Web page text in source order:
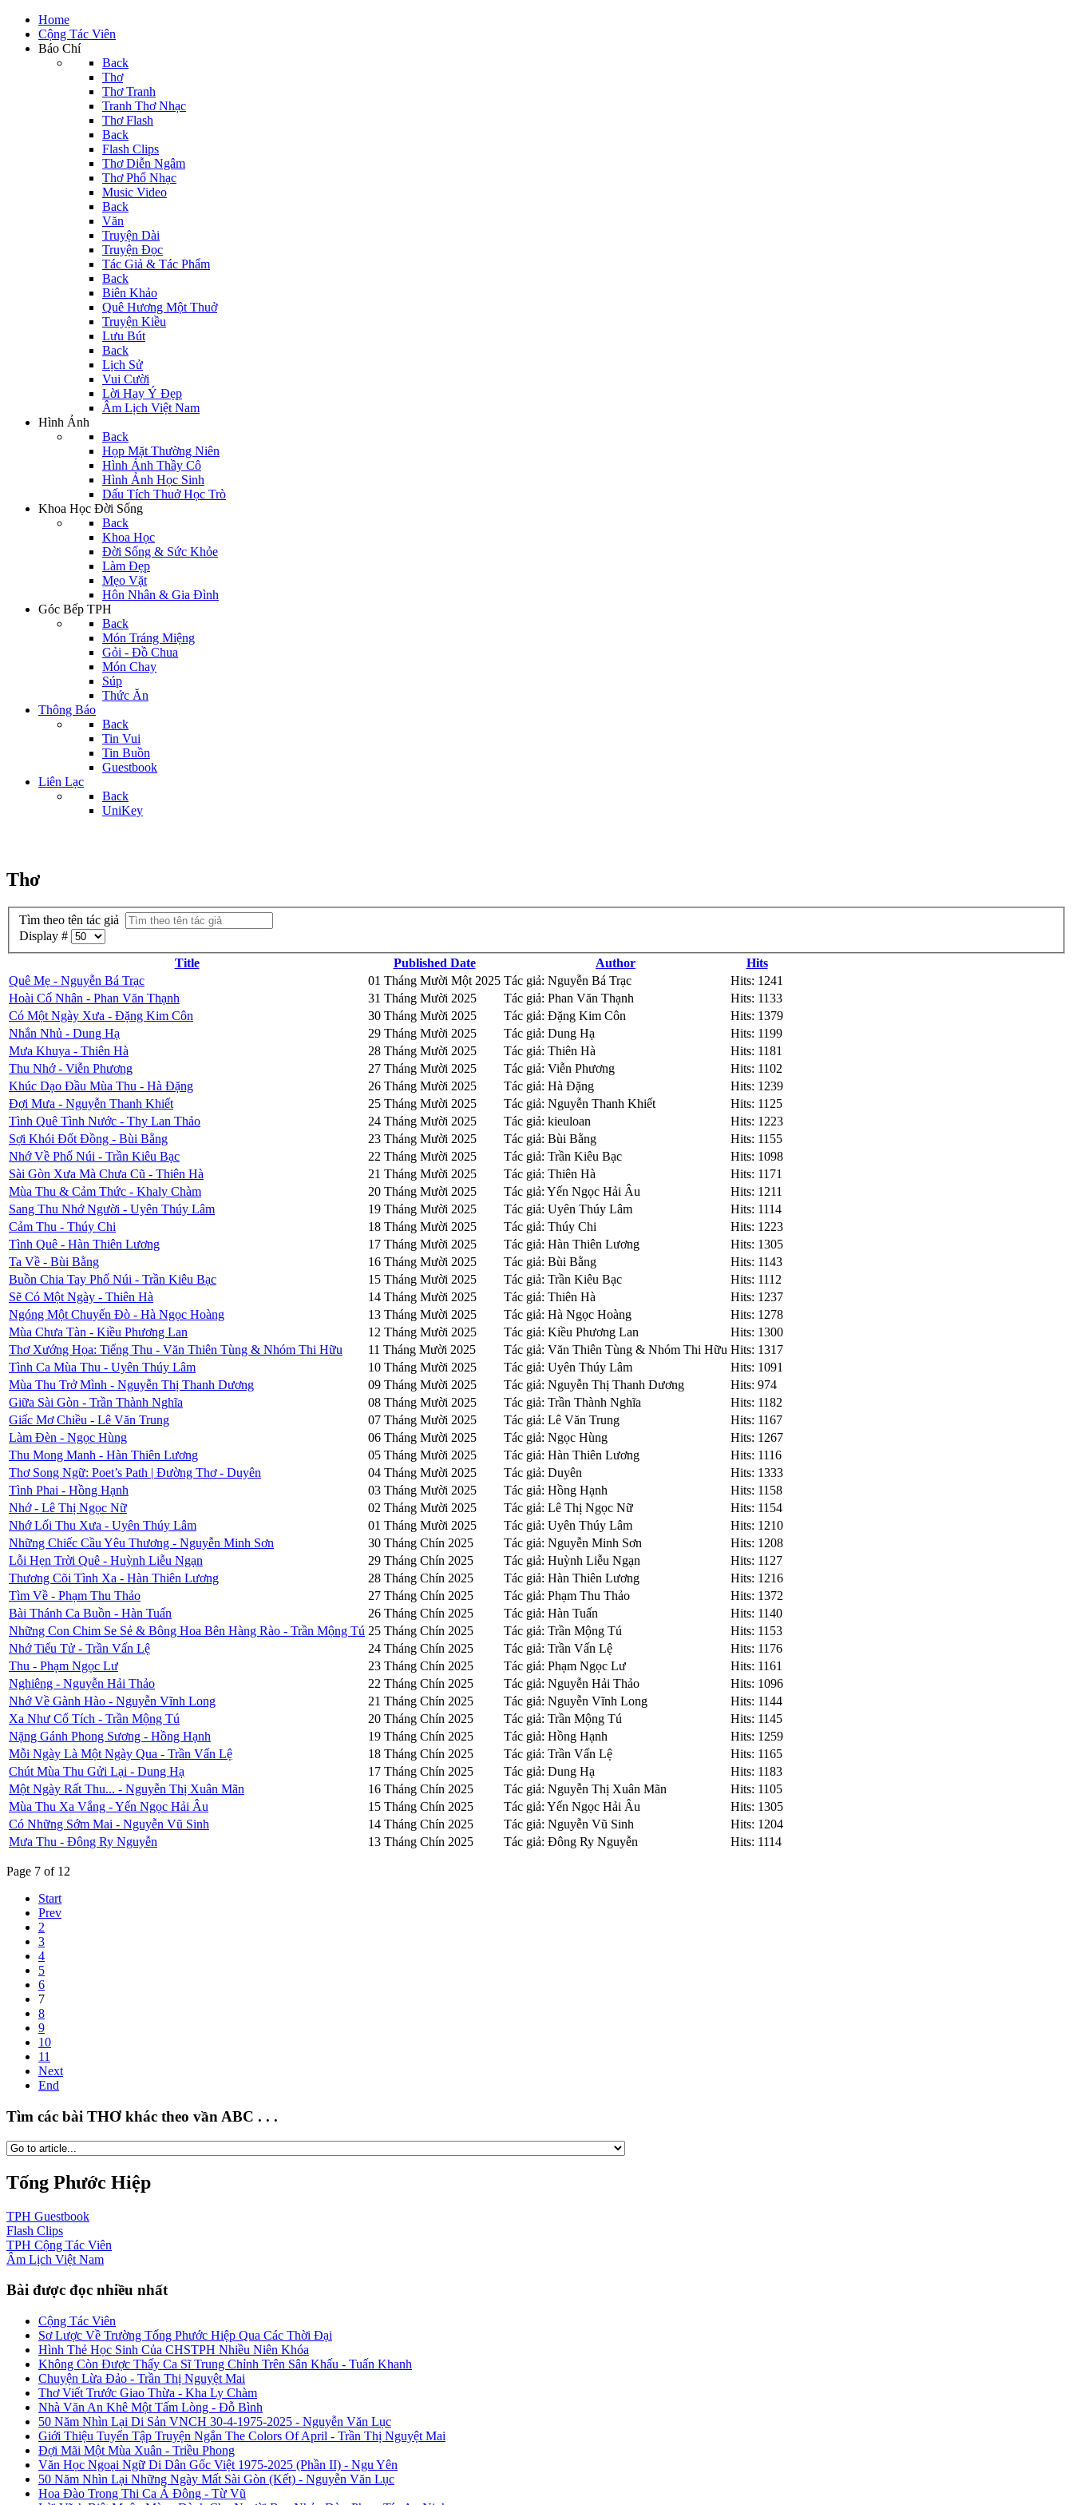
Home
Cộng Tác Viên
Báo Chí
Back
Thơ
Thơ Tranh
Tranh Thơ Nhạc
Thơ Flash
Back
Flash Clips
Thơ Diễn Ngâm
Thơ Phổ Nhạc
Music Video
Back
Văn
Truyện Dài
Truyện Đọc
Tác Giả & Tác Phẩm
Back
Biên Khảo
Quê Hương Một Thuở
Truyện Kiều
Lưu Bút
Back
Lịch Sử
Vui Cười
Lời Hay Ý Đẹp
Âm Lịch Việt Nam
Hình Ảnh
Back
Họp Mặt Thường Niên
Hình Ảnh Thầy Cô
Hình Ảnh Học Sinh
Dấu Tích Thuở Học Trò
Khoa Học Đời Sống
Back
Khoa Học
Đời Sống & Sức Khỏe
Làm Đẹp
Mẹo Vặt
Hôn Nhân & Gia Đình
Góc Bếp TPH
Back
Món Tráng Miệng
Gỏi - Đồ Chua
Món Chay
Súp
Thức Ăn
Thông Báo
Back
Tin Vui
Tin Buồn
Guestbook
Liên Lạc
Back
UniKey
Thơ
Tìm theo tên tác giả
Display #
Title
Published Date Author
Hits
Quê Mẹ - Nguyễn Bá Trạc
01 Tháng Mười Một 2025 Tác giả: Nguyễn Bá Trạc
Hits: 1241
Hoài Cố Nhân - Phan Văn Thạnh
31 Tháng Mười 2025 Tác giả: Phan Văn Thạnh
Hits: 1133
Có Một Ngày Xưa - Đặng Kim Côn
30 Tháng Mười 2025 Tác giả: Đặng Kim Côn
Hits: 1379
Nhắn Nhủ - Dung Hạ
29 Tháng Mười 2025 Tác giả: Dung Hạ
Hits: 1199
Mưa Khuya - Thiên Hà
28 Tháng Mười 2025 Tác giả: Thiên Hà
Hits: 1181
Thu Nhớ - Viễn Phương
27 Tháng Mười 2025 Tác giả: Viễn Phương
Hits: 1102
Khúc Dạo Đầu Mùa Thu - Hà Đặng
26 Tháng Mười 2025 Tác giả: Hà Đặng
Hits: 1239
Đợi Mưa - Nguyễn Thanh Khiết
25 Tháng Mười 2025 Tác giả: Nguyễn Thanh Khiết
Hits: 1125
Tình Quê Tình Nước - Thy Lan Thảo
24 Tháng Mười 2025 Tác giả: kieuloan
Hits: 1223
Sợi Khói Đốt Đồng - Bùi Bằng
23 Tháng Mười 2025 Tác giả: Bùi Bằng
Hits: 1155
Nhớ Về Phố Núi - Trần Kiêu Bạc
22 Tháng Mười 2025 Tác giả: Trần Kiêu Bạc
Hits: 1098
Sài Gòn Xưa Mà Chưa Cũ - Thiên Hà
21 Tháng Mười 2025 Tác giả: Thiên Hà
Hits: 1171
Mùa Thu & Cảm Thức - Khaly Chàm
20 Tháng Mười 2025 Tác giả: Yến Ngọc Hải Âu
Hits: 1211
Sang Thu Nhớ Người - Uyên Thúy Lâm
19 Tháng Mười 2025 Tác giả: Uyên Thúy Lâm
Hits: 1114
Cảm Thu - Thúy Chi
18 Tháng Mười 2025 Tác giả: Thúy Chi
Hits: 1223
Tình Quê - Hàn Thiên Lương
17 Tháng Mười 2025 Tác giả: Hàn Thiên Lương
Hits: 1305
Ta Về - Bùi Bằng
16 Tháng Mười 2025 Tác giả: Bùi Bằng
Hits: 1143
Buồn Chia Tay Phố Núi - Trần Kiêu Bạc
15 Tháng Mười 2025 Tác giả: Trần Kiêu Bạc
Hits: 1112
Sẽ Có Một Ngày - Thiên Hà
14 Tháng Mười 2025 Tác giả: Thiên Hà
Hits: 1237
Ngóng Một Chuyến Đò - Hà Ngọc Hoàng
13 Tháng Mười 2025 Tác giả: Hà Ngọc Hoàng
Hits: 1278
Mùa Chưa Tàn - Kiều Phương Lan
12 Tháng Mười 2025 Tác giả: Kiều Phương Lan
Hits: 1300
Thơ Xướng Họa: Tiếng Thu - Văn Thiên Tùng & Nhóm Thi Hữu
11 Tháng Mười 2025 Tác giả: Văn Thiên Tùng & Nhóm Thi Hữu Hits: 1317
Tình Ca Mùa Thu - Uyên Thúy Lâm
10 Tháng Mười 2025 Tác giả: Uyên Thúy Lâm
Hits: 1091
Mùa Thu Trở Mình - Nguyễn Thị Thanh Dương
09 Tháng Mười 2025 Tác giả: Nguyễn Thị Thanh Dương
Hits: 974
Giữa Sài Gòn - Trần Thành Nghĩa
08 Tháng Mười 2025 Tác giả: Trần Thành Nghĩa
Hits: 1182
Giấc Mơ Chiều - Lê Văn Trung
07 Tháng Mười 2025 Tác giả: Lê Văn Trung
Hits: 1167
Làm Đèn - Ngọc Hùng
06 Tháng Mười 2025 Tác giả: Ngọc Hùng
Hits: 1267
Thu Mong Manh - Hàn Thiên Lương
05 Tháng Mười 2025 Tác giả: Hàn Thiên Lương
Hits: 1116
Thơ Song Ngữ: Poet’s Path | Đường Thơ - Duyên
04 Tháng Mười 2025 Tác giả: Duyên
Hits: 1333
Tình Phai - Hồng Hạnh
03 Tháng Mười 2025 Tác giả: Hồng Hạnh
Hits: 1158
Nhớ - Lê Thị Ngọc Nữ
02 Tháng Mười 2025 Tác giả: Lê Thị Ngọc Nữ
Hits: 1154
Nhớ Lối Thu Xưa - Uyên Thúy Lâm
01 Tháng Mười 2025 Tác giả: Uyên Thúy Lâm
Hits: 1210
Những Chiếc Cầu Yêu Thương - Nguyễn Minh Sơn
30 Tháng Chín 2025 Tác giả: Nguyễn Minh Sơn
Hits: 1208
Lỗi Hẹn Trời Quê - Huỳnh Liễu Ngạn
29 Tháng Chín 2025 Tác giả: Huỳnh Liễu Ngạn
Hits: 1127
Thương Cõi Tình Xa - Hàn Thiên Lương
28 Tháng Chín 2025 Tác giả: Hàn Thiên Lương
Hits: 1216
Tìm Về - Phạm Thu Thảo
27 Tháng Chín 2025 Tác giả: Phạm Thu Thảo
Hits: 1372
Bài Thánh Ca Buồn - Hàn Tuấn
26 Tháng Chín 2025 Tác giả: Hàn Tuấn
Hits: 1140
Những Con Chim Se Sẻ & Bông Hoa Bên Hàng Rào - Trần Mộng Tú 25 Tháng Chín 2025 Tác giả: Trần Mộng Tú
Hits: 1153
Nhớ Tiểu Tử - Trần Vấn Lệ
24 Tháng Chín 2025 Tác giả: Trần Vấn Lệ
Hits: 1176
Thu - Phạm Ngọc Lư
23 Tháng Chín 2025 Tác giả: Phạm Ngọc Lư
Hits: 1161
Nghiêng - Nguyễn Hải Thảo
22 Tháng Chín 2025 Tác giả: Nguyễn Hải Thảo
Hits: 1096
Nhớ Về Gành Hào - Nguyễn Vĩnh Long
21 Tháng Chín 2025 Tác giả: Nguyễn Vĩnh Long
Hits: 1144
Xa Như Cổ Tích - Trần Mộng Tú
20 Tháng Chín 2025 Tác giả: Trần Mộng Tú
Hits: 1145
Nặng Gánh Phong Sương - Hồng Hạnh
19 Tháng Chín 2025 Tác giả: Hồng Hạnh
Hits: 1259
Mỗi Ngày Là Một Ngày Qua - Trần Vấn Lệ
18 Tháng Chín 2025 Tác giả: Trần Vấn Lệ
Hits: 1165
Chút Mùa Thu Gửi Lại - Dung Hạ
17 Tháng Chín 2025 Tác giả: Dung Hạ
Hits: 1183
Một Ngày Rất Thu... - Nguyễn Thị Xuân Mãn
16 Tháng Chín 2025 Tác giả: Nguyễn Thị Xuân Mãn
Hits: 1105
Mùa Thu Xa Vắng - Yến Ngọc Hải Âu
15 Tháng Chín 2025 Tác giả: Yến Ngọc Hải Âu
Hits: 1305
Có Những Sớm Mai - Nguyễn Vũ Sinh
14 Tháng Chín 2025 Tác giả: Nguyễn Vũ Sinh
Hits: 1204
Mưa Thu - Đông Ry Nguyễn
13 Tháng Chín 2025 Tác giả: Đông Ry Nguyễn Hits: 1114
Page 7 of 12
Start
Prev
2
3
4
5
6
7
8
9
10
11
Next
End
Tìm các bài THƠ khác theo vần ABC . . .
Tống Phước Hiệp
TPH Guestbook
Flash Clips
TPH Cộng Tác Viên
Âm Lịch Việt Nam
Bài được đọc nhiều nhất
Cộng Tác Viên
Sơ Lược Về Trường Tống Phước Hiệp Qua Các Thời Đại
Hình Thẻ Học Sinh Của CHSTPH Nhiều Niên Khóa
Không Còn Được Thấy Ca Sĩ Trung Chỉnh Trên Sân Khấu - Tuấn Khanh
Chuyện Lừa Đảo - Trần Thị Nguyệt Mai
Thơ Viết Trước Giao Thừa - Kha Ly Chàm
Nhà Văn An Khê Một Tấm Lòng - Đỗ Bình
50 Năm Nhìn Lại Di Sản VNCH 30-4-1975-2025 - Nguyễn Văn Lục
Giới Thiệu Tuyển Tập Truyện Ngắn The Colors Of April - Trần Thị Nguyệt Mai
Đợi Mãi Một Mùa Xuân - Triều Phong
Văn Học Ngoại Ngữ Di Dân Gốc Việt 1975-2025 (Phần II) - Ngu Yên
50 Năm Nhìn Lại Những Ngày Mất Sài Gòn (Kết) - Nguyễn Văn Lục
Hoa Đào Trong Thi Ca Á Đông - Từ Vũ